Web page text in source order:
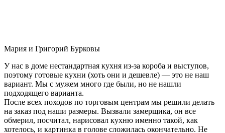
Мария и Григорий Бурковы
У нас в доме нестандартная кухня из-за короба и выступов,
поэтому готовые кухни (хоть они и дешевле) — это не наш
вариант. Мы с мужем много где были, но не нашли
подходящего варианта.
После всех походов по торговым центрам мы решили делать
на заказ под наши размеры. Вызвали замерщика, он все
обмерил, посчитал, нарисовал кухню именно такой, как
хотелось, и картинка в голове сложилась окончательно. Не